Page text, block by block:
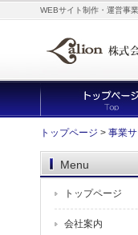
WEBサイト制作・運営事
トップページ > 事業
Menu
トップページ
会社案内